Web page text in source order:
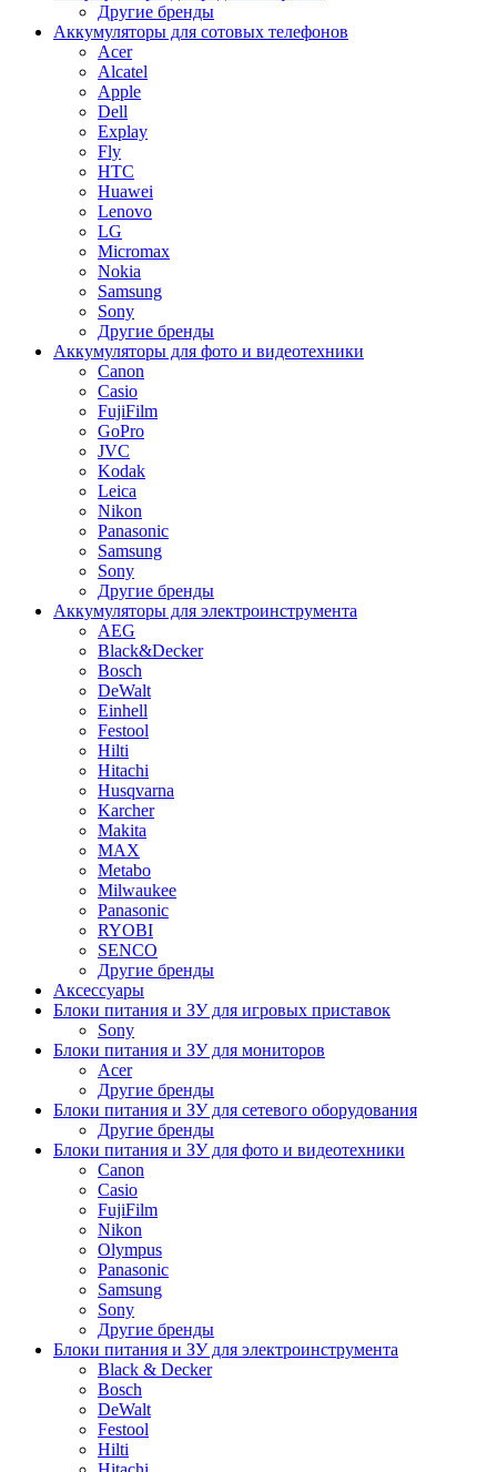
Другие бренды
Аккумуляторы для сотовых телефонов
Acer
Alcatel
Apple
Dell
Explay
Fly
HTC
Huawei
Lenovo
LG
Micromax
Nokia
Samsung
Sony
Другие бренды
Аккумуляторы для фото и видеотехники
Canon
Casio
FujiFilm
GoPro
JVC
Kodak
Leica
Nikon
Panasonic
Samsung
Sony
Другие бренды
Аккумуляторы для электроинструмента
AEG
Black&Decker
Bosch
DeWalt
Einhell
Festool
Hilti
Hitachi
Husqvarna
Karcher
Makita
MAX
Metabo
Milwaukee
Panasonic
RYOBI
SENCO
Другие бренды
Аксессуары
Блоки питания и ЗУ для игровых приставок
Sony
Блоки питания и ЗУ для мониторов
Acer
Другие бренды
Блоки питания и ЗУ для сетевого оборудования
Другие бренды
Блоки питания и ЗУ для фото и видеотехники
Canon
Casio
FujiFilm
Nikon
Olympus
Panasonic
Samsung
Sony
Другие бренды
Блоки питания и ЗУ для электроинструмента
Black & Decker
Bosch
DeWalt
Festool
Hilti